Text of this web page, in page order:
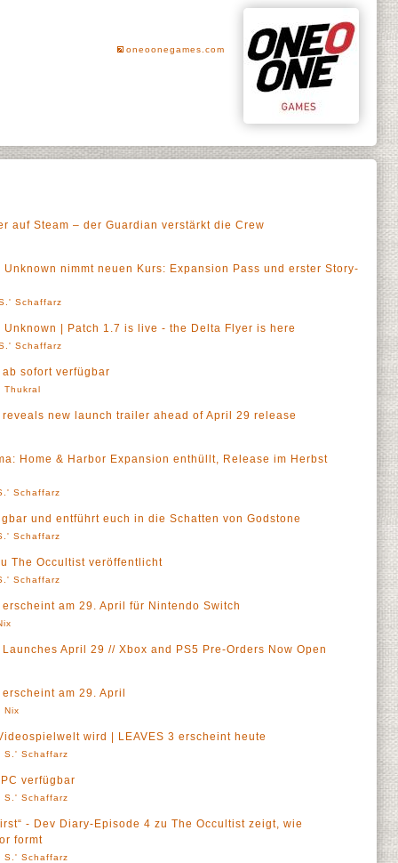
oneoonegames.com
auf Steam – der Guardian verstärkt die Crew
nimmt neuen Kurs: Expansion Pass und erster Story-
Schaffarz
Unknown | Patch 1.7 is live - the Delta Flyer is here
Schaffarz
sofort verfügbar
Thukral
new launch trailer ahead of April 29 release
Home & Harbor Expansion enthüllt, Release im Herbst
Schaffarz
und entführt euch in die Schatten von Godstone
Schaffarz
The Occultist veröffentlicht
Schaffarz
am 29. April für Nintendo Switch
April 29 // Xbox and PS5 Pre-Orders Now Open
am 29. April
Nix
wird | LEAVES 3 erscheint heute
S.' Schaffarz
verfügbar
S.' Schaffarz
- Dev Diary-Episode 4 zu The Occultist zeigt, wie
formt
S.' Schaffarz